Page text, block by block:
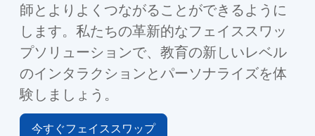
師とよりよくつながることができるように
します。私たちの革新的なフェイススワッ
プソリューションで、教育の新しいレベル
のインタラクションとパーソナライズを体
験しましょう。
今すぐフェイススワップ